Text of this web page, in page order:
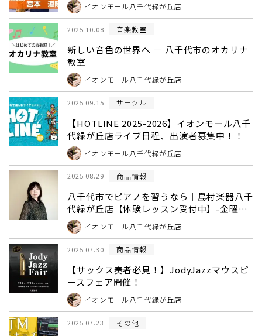
イオンモール八千代緑が丘店
2025.10.08 音楽教室
新しい音色の世界へ ― 八千代市のオカリナ
教室
イオンモール八千代緑が丘店
2025.09.15 サークル
【HOTLINE 2025-2026】イオンモール八千
代緑が丘店ライブ日程、出演者募集中！！
イオンモール八千代緑が丘店
2025.08.29 商品情報
八千代市でピアノを習うなら｜島村楽器八千
代緑が丘店【体験レッスン受付中】-金曜
日：片山恭子先生
イオンモール八千代緑が丘店
2025.07.30 商品情報
【サックス奏者必見！】JodyJazzマウスピ
ースフェア開催！
イオンモール八千代緑が丘店
2025.07.23 その他